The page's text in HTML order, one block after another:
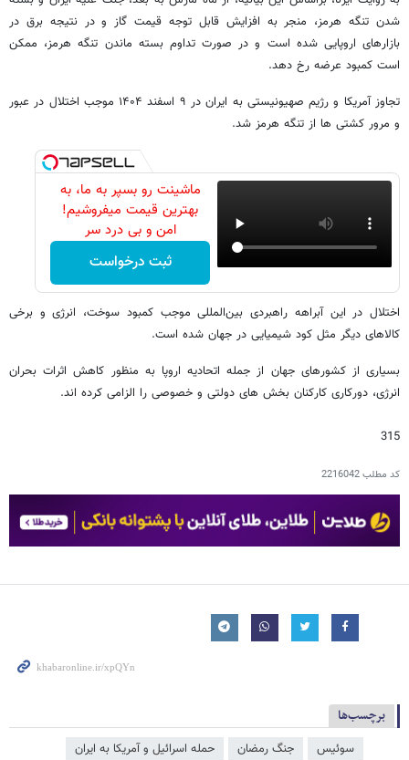
شدن تنگه هرمز، منجر به افزایش قابل توجه قیمت گاز و در نتیجه برق در
بازارهای اروپایی شده است و در صورت تداوم بسته ماندن تنگه هرمز، ممکن
است کمبود عرضه رخ دهد.
تجاوز آمریکا و رژیم صهیونیستی به ایران در ۹ اسفند ۱۴۰۴ موجب اختلال در عبور
و مرور کشتی ها از تنگه هرمز شد.
ماشینت رو بسپر به ما، به
بهترین قیمت میفروشیم!
امن و بی درد سر
ثبت درخواست
اختلال در این آبراهه راهبردی بین‌المللی موجب کمبود سوخت، انرژی و برخی
کالاهای دیگر مثل کود شیمیایی در جهان شده است.
بسیاری از کشورهای جهان از جمله اتحادیه اروپا به منظور کاهش اثرات بحران
انرژی، دورکاری کارکنان بخش های دولتی و خصوصی را الزامی کرده اند.
315
کد مطلب2216042
برچسب‌ها
سوئیس جنگ رمضان
حمله اسرائیل و آمریکا به ایران